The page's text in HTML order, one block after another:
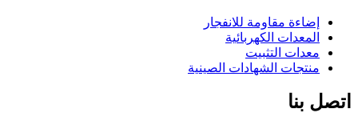
إضاءة مقاومة للانفجار
المعدات الكهربائية
معدات التثبيت
منتجات الشهادات الصينية
اتصل بنا